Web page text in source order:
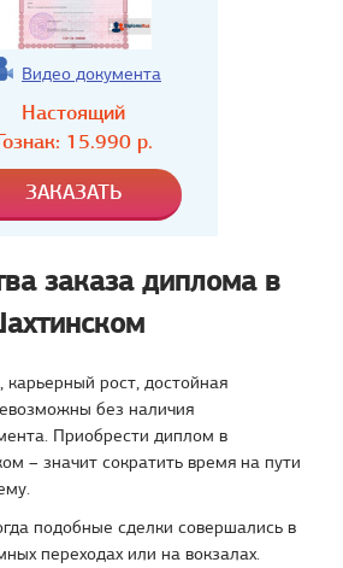
Видео документа
Настоящий
15.990р.
заказа диплома в
рост, достойная
без наличия
Приобрести диплом в
– значит сократить время на пути
подобные сделки совершались в
переходах или на вокзалах.